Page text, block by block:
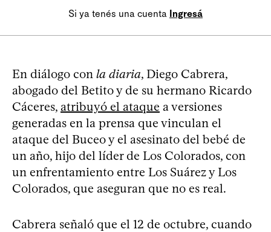
Si ya tenés una cuenta Ingresá
En diálogo con la diaria, Diego Cabrera,
abogado del Betito y de su hermano Ricardo
Cáceres, atribuyó el ataque a versiones
generadas en la prensa que vinculan el
ataque del Buceo y el asesinato del bebé de
un año, hijo del líder de Los Colorados, con
un enfrentamiento entre Los Suárez y Los
Colorados, que aseguran que no es real.
Cabrera señaló que el 12 de octubre, cuando